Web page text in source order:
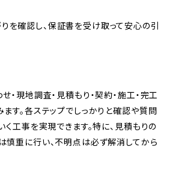
を確認し、保証書を受け取って安心の引
・現地調査・見積もり・契約・施工・完工
す。各ステップでしっかりと確認や質問
く工事を実現できます。特に、見積もりの
慎重に行い、不明点は必ず解消してから